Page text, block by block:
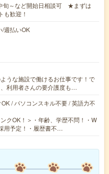
旬～など開始日相談可 ★まずは
も歓迎！
払いOK
うな施設で働けるお仕事です！で
利用者さんの要介護度も…
/ パソコンスキル不要 / 英語力不
クOK！＞・年齢、学歴不問！・W
用予定！・履歴書不…